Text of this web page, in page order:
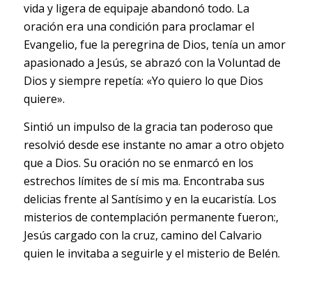
vida y ligera de equipaje abandonó todo. La
oración era una condición para proclamar el
Evangelio, fue la peregrina de Dios, tenía un amor
apasionado a Jesús, se abrazó con la Voluntad de
Dios y siempre repetía: «Yo quiero lo que Dios
quiere».
Sintió un impulso de la gracia tan poderoso que
resolvió desde ese instante no amar a otro objeto
que a Dios. Su oración no se enmarcó en los
estrechos límites de sí mis ma. Encontraba sus
delicias frente al Santísimo y en la eucaristía. Los
misterios de contemplación permanente fueron:,
Jesús cargado con la cruz, camino del Calvario
quien le invitaba a seguirle y el misterio de Belén.